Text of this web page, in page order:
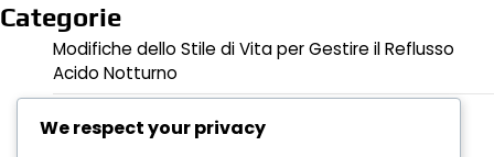
Categorie
Modifiche dello Stile di Vita per Gestire il Reflusso
Acido Notturno
Acido Notturno
We respect your privacy